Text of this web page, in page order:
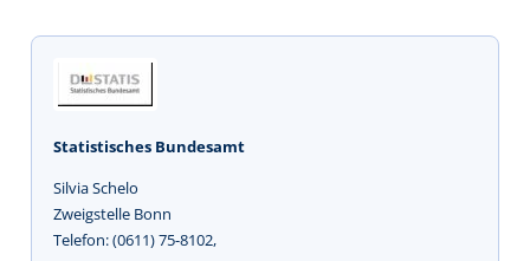
Statistisches Bundesamt
Silvia Schelo
Zweigstelle Bonn
Telefon: (0611) 75-8102,